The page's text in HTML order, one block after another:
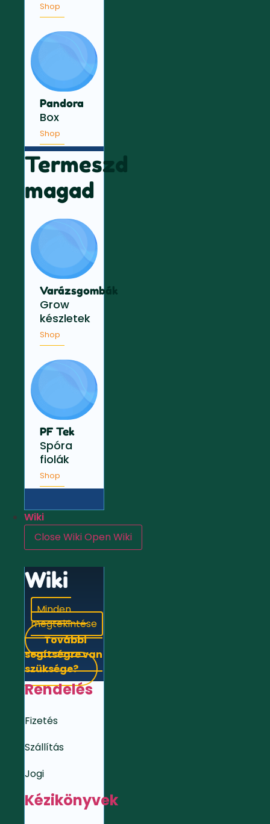
Shop
Pandora
Box
Shop
Termeszd
magad
Varázsgombák
Grow
készletek
Shop
PF Tek
Spóra
fiolák
Shop
Wiki
Close WikiOpen Wiki
Wiki
Minden
megtekintése
További
segítségre van
szüksége?
Rendelés
Fizetés
Szállítás
Jogi
Kézikönyvek